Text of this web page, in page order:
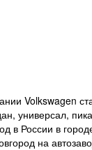
Volkswagen
универсал,
России в
на